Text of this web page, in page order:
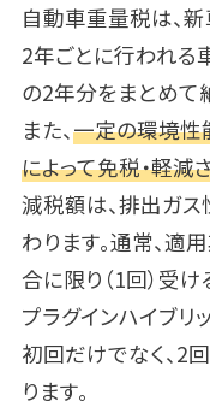
自動車重量税は、
2年ごとに行われる
の2年分をまとめて
また、一定の環境性
によって免税・軽減
減税額は、排出ガ
わります。通常、
合に限り（1回）受
プラグインハイブリ
初回だけでなく、2
ります。